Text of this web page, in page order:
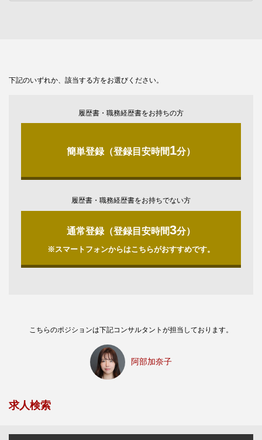
下記のいずれか、該当する方をお選びください。
履歴書・職務経歴書をお持ちの方
簡単登録（登録目安時間1分）
履歴書・職務経歴書をお持ちでない方
通常登録（登録目安時間3分）
※スマートフォンからはこちらがおすすめです。
こちらのポジションは下記コンサルタントが担当しております。
阿部加奈子
求人検索